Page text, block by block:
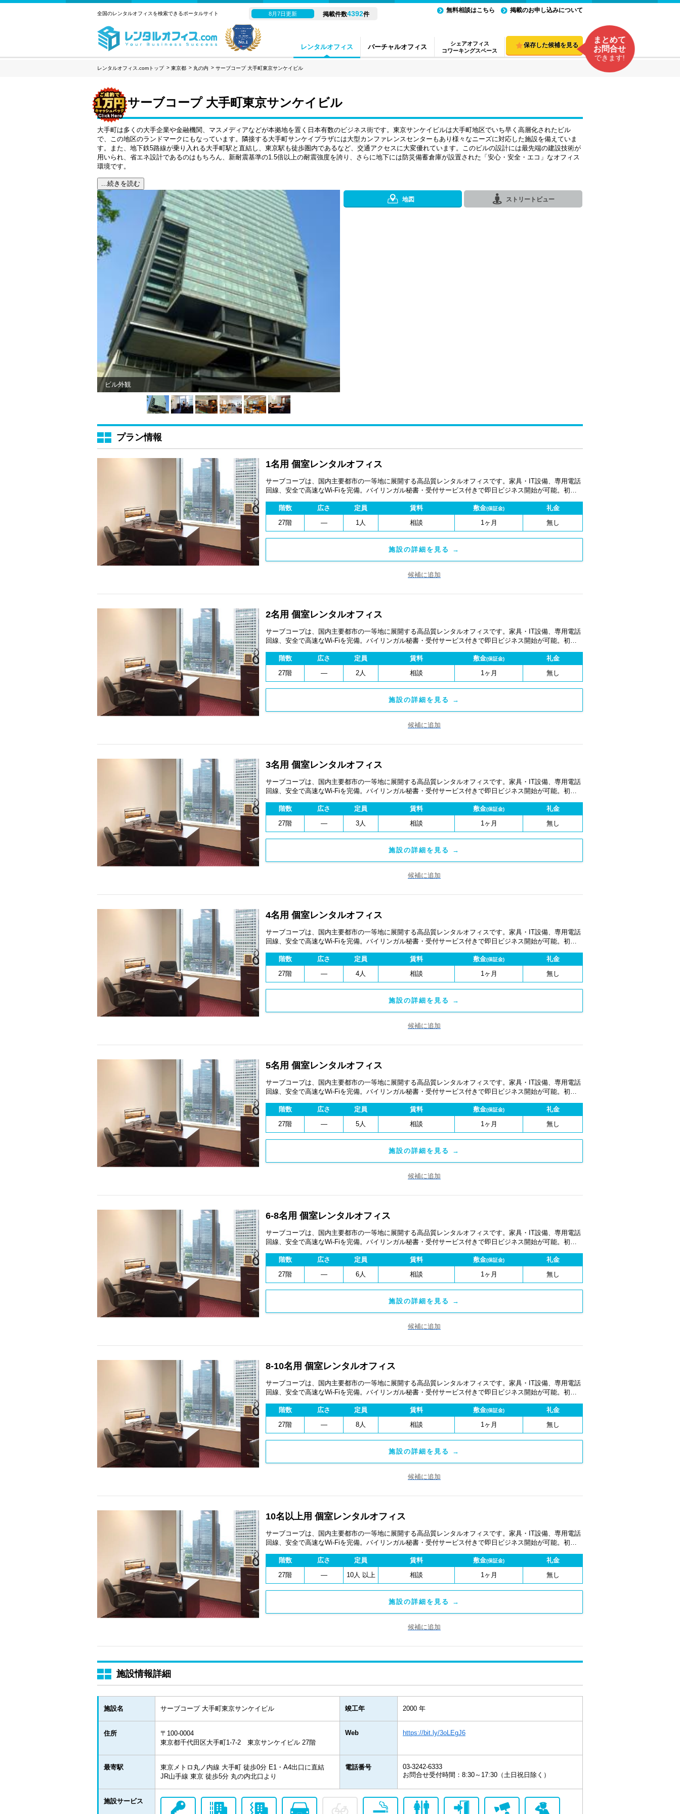
レンタルオフィス バーチャルオフィス
シェアオフィス
コワーキングスペース
全国のレンタルオフィスを検索できるポータルサイト 8月7日更新 掲載件数4392件
無料相談はこちら 掲載のお申し込みについて
保存した候補を見る
まとめて
お問合せ
できます!
レンタルオフィス.comトップ 東京都 丸の内 サーブコープ 大手町東京サンケイビル
サーブコープ 大手町東京サンケイビル
大手町は多くの大手企業や金融機関、マスメディアなどが本拠地を置く日本有数のビジネス街です。東京サンケイビルは大手町地区でいち早く高層化されたビル
で、この地区のランドマークにもなっています。隣接する大手町サンケイプラザには大型カンファレンスセンターもあり様々なニーズに対応した施設を備えていま
す。また、地下鉄5路線が乗り入れる大手町駅と直結し、東京駅も徒歩圏内であるなど、交通アクセスに大変優れています。このビルの設計には最先端の建設技術が
用いられ、省エネ設計であるのはもちろん、新耐震基準の1.5倍以上の耐震強度を誇り、さらに地下には防災備蓄倉庫が設置された「安心・安全・エコ」なオフィス
環境です。
...続きを読む
ビル外観
地図 ストリートビュー
プラン情報
1名用 個室レンタルオフィス
サーブコープは、国内主要都市の一等地に展開する高品質レンタルオフィスです。家具・IT設備、専用電話
回線、安全で高速なWi-Fiを完備。バイリンガル秘書・受付サービス付きで即日ビジネス開始が可能。初期
ます。階数 広さ 定員 賃料 敷金(保証金)
礼金
27階
― 1人 相談 1ヶ月 無し
施設の詳細を見る →
候補に追加
2名用 個室レンタルオフィス
サーブコープは、国内主要都市の一等地に展開する高品質レンタルオフィスです。家具・IT設備、専用電話
回線、安全で高速なWi-Fiを完備。バイリンガル秘書・受付サービス付きで即日ビジネス開始が可能。初期
ます。階数 広さ 定員 賃料 敷金(保証金)
礼金
27階
― 2人 相談 1ヶ月 無し
施設の詳細を見る →
候補に追加
3名用 個室レンタルオフィス
サーブコープは、国内主要都市の一等地に展開する高品質レンタルオフィスです。家具・IT設備、専用電話
回線、安全で高速なWi-Fiを完備。バイリンガル秘書・受付サービス付きで即日ビジネス開始が可能。初期
ます。階数 広さ 定員 賃料 敷金(保証金)
礼金
27階
― 3人 相談 1ヶ月 無し
施設の詳細を見る →
候補に追加
4名用 個室レンタルオフィス
サーブコープは、国内主要都市の一等地に展開する高品質レンタルオフィスです。家具・IT設備、専用電話
回線、安全で高速なWi-Fiを完備。バイリンガル秘書・受付サービス付きで即日ビジネス開始が可能。初期
ます。階数 広さ 定員 賃料 敷金(保証金)
礼金
27階
― 4人 相談 1ヶ月 無し
施設の詳細を見る →
候補に追加
5名用 個室レンタルオフィス
サーブコープは、国内主要都市の一等地に展開する高品質レンタルオフィスです。家具・IT設備、専用電話
回線、安全で高速なWi-Fiを完備。バイリンガル秘書・受付サービス付きで即日ビジネス開始が可能。初期
ます。階数 広さ 定員 賃料 敷金(保証金)
礼金
27階
― 5人 相談 1ヶ月 無し
施設の詳細を見る →
候補に追加
6-8名用 個室レンタルオフィス
サーブコープは、国内主要都市の一等地に展開する高品質レンタルオフィスです。家具・IT設備、専用電話
回線、安全で高速なWi-Fiを完備。バイリンガル秘書・受付サービス付きで即日ビジネス開始が可能。初期
ます。階数 広さ 定員 賃料 敷金(保証金)
礼金
27階
― 6人 相談 1ヶ月 無し
施設の詳細を見る →
候補に追加
8-10名用 個室レンタルオフィス
サーブコープは、国内主要都市の一等地に展開する高品質レンタルオフィスです。家具・IT設備、専用電話
回線、安全で高速なWi-Fiを完備。バイリンガル秘書・受付サービス付きで即日ビジネス開始が可能。初期
ます。階数 広さ 定員 賃料 敷金(保証金)
礼金
27階
― 8人 相談 1ヶ月 無し
施設の詳細を見る →
候補に追加
10名以上用 個室レンタルオフィス
サーブコープは、国内主要都市の一等地に展開する高品質レンタルオフィスです。家具・IT設備、専用電話
回線、安全で高速なWi-Fiを完備。バイリンガル秘書・受付サービス付きで即日ビジネス開始が可能。初期
ます。階数 広さ 定員 賃料 敷金(保証金)
礼金
27階
― 10人 以上 相談 1ヶ月 無し
施設の詳細を見る →
候補に追加
施設情報詳細
施設名 サーブコープ 大手町東京サンケイビル 竣工年 2000 年
住所
〒100-0004
東京都千代田区大手町1-7-2 東京サンケイビル 27階
Web https://bit.ly/3oLEgJ6
最寄駅
東京メトロ丸ノ内線 大手町 徒歩0分 E1・A4出口に直結
JR山手線 東京 徒歩5分 丸の内北口より
電話番号
03-3242-6333
お問合せ受付時間：8:30～17:30（土日祝日除く）
施設サービス